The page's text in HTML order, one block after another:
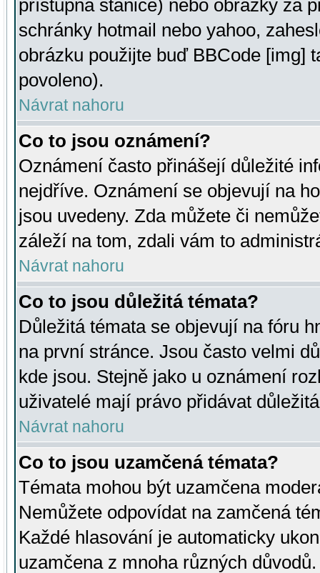
přístupná stanice) nebo obrázky za
schránky hotmail nebo yahoo,
obrázku použijte buď BBCode [img]
povoleno).
Návrat nahoru
Co to jsou oznámení?
Oznámení často přinášejí důležité
nejdříve. Oznámení se objevují na
jsou uvedeny. Zda můžete či
záleží na tom, zdali vám to
Návrat nahoru
Co to jsou důležitá témata?
Důležitá témata se objevují na fóru
na první stránce. Jsou často velmi
kde jsou. Stejně jako u oznámení
uživatelé mají právo přidávat
Návrat nahoru
Co to jsou uzamčená témata?
Témata mohou být uzamčena
Nemůžete odpovídat na zamčená
Každé hlasování je automaticky
uzamčena z mnoha různých důvodů.